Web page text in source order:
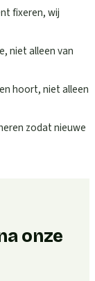
fixeren, wij
niet alleen van
hoort, niet alleen
zodat nieuwe
onze